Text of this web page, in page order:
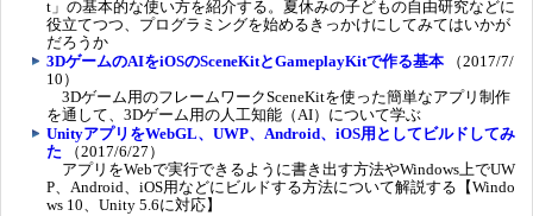
t」の基本的な使い方を紹介する。夏休みの子どもの自由研究などに
役立てつつ、プログラミングを始めるきっかけにしてみてはいかが
だろうか
3DゲームのAIをiOSのSceneKitとGameplayKitで作る基本 （2017/7/
10）
3Dゲーム用のフレームワークSceneKitを使った簡単なアプリ制作
を通して、3Dゲーム用の人工知能（AI）について学ぶ
UnityアプリをWebGL、UWP、Android、iOS用としてビルドしてみ
た （2017/6/27）
アプリをWebで実行できるように書き出す方法やWindows上でUW
P、Android、iOS用などにビルドする方法について解説する【Windo
ws 10、Unity 5.6に対応】